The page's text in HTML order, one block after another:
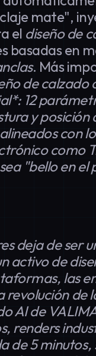
mate",
el diseño de
basadas en
. Más
de calzado
12
y posición
con
como
"bello en el
deja de ser
activo de
las
revolución de
AI de
renders
de 5